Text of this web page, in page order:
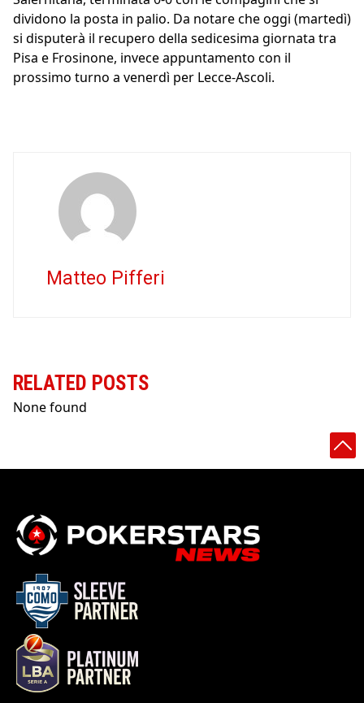
dividono la posta in palio. Da notare che oggi (martedì)
si disputerà il recupero della sedicesima giornata tra
Pisa e Frosinone, invece appuntamento con il
prossimo turno a venerdì per Lecce-Ascoli.
Matteo Pifferi
RELATED POSTS
None found